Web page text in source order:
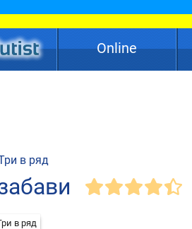
Online
в ряд
в ряд